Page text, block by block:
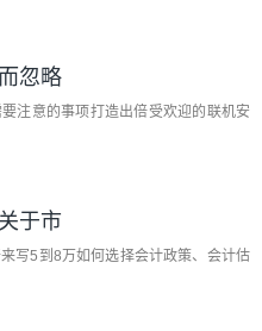
忽略
注意的事项打造出倍受欢迎的联机安
于市
写5到8万如何选择会计政策、会计估